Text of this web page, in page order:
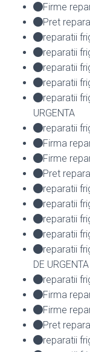
Firme
Pret
reparatii
reparatii
reparatii
reparatii
reparatii
URGENTA
reparatii
Firma
Firme
Pret
reparatii
reparatii
reparatii
reparatii
reparatii
DE URGENTA
reparatii
Firma
Firme
Pret
reparatii